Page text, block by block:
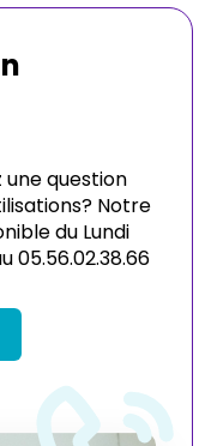
une question
Notre
du Lundi
05.56.02.38.66